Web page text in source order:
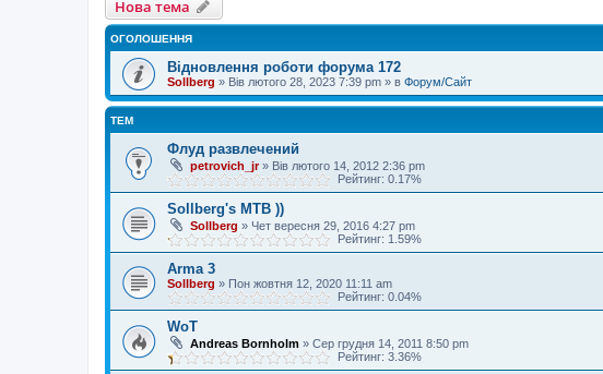
Нова тема
ОГОЛОШЕННЯ
Відновлення роботи форума 172
Sollberg » Вів лютого 28, 2023 7:39 pm » в Форум/Сайт
ТЕМ
Флуд развлечений
petrovich_jr» Вів лютого 14, 2012 2:36 pm
Рейтинг: 0.17%
Sollberg's MTB ))
Sollberg » Чет вересня 29, 2016 4:27 pm
Рейтинг: 1.59%
Arma 3
Sollberg » Пон жовтня 12, 2020 11:11 am
Рейтинг: 0.04%
WoT
Andreas Bornholm » Сер грудня 14, 2011 8:50 pm
Рейтинг: 3.36%